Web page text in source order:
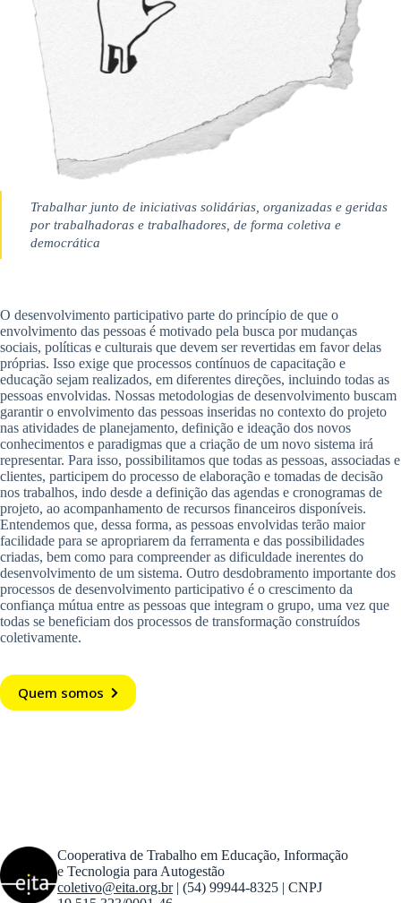
Trabalhar junto de iniciativas solidárias, organizadas e geridas
por trabalhadoras e trabalhadores, de forma coletiva e
democrática
O desenvolvimento participativo parte do princípio de que o
envolvimento das pessoas é motivado pela busca por mudanças
sociais, políticas e culturais que devem ser revertidas em favor delas
próprias. Isso exige que processos contínuos de capacitação e
educação sejam realizados, em diferentes direções, incluindo todas as
pessoas envolvidas. Nossas metodologias de desenvolvimento buscam
garantir o envolvimento das pessoas inseridas no contexto do projeto
nas atividades de planejamento, definição e ideação dos novos
conhecimentos e paradigmas que a criação de um novo sistema irá
representar. Para isso, possibilitamos que todas as pessoas, associadas e
clientes, participem do processo de elaboração e tomadas de decisão
nos trabalhos, indo desde a definição das agendas e cronogramas de
projeto, ao acompanhamento de recursos financeiros disponíveis.
Entendemos que, dessa forma, as pessoas envolvidas terão maior
facilidade para se apropriarem da ferramenta e das possibilidades
criadas, bem como para compreender as dificuldade inerentes do
desenvolvimento de um sistema. Outro desdobramento importante dos
processos de desenvolvimento participativo é o crescimento da
confiança mútua entre as pessoas que integram o grupo, uma vez que
todas se beneficiam dos processos de transformação construídos
coletivamente.
Quem somos
Cooperativa de Trabalho em Educação, Informação
e Tecnologia para Autogestão
coletivo@eita.org.br| (54) 99944-8325 | CNPJ